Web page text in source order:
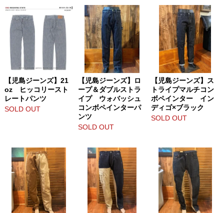
【児島ジーンズ】21
oz ヒッコリースト
レートパンツ
SOLD OUT
【児島ジーンズ】ロ
ープ＆ダブルストラ
イプ ウォバッシュ
コンボペインターパ
ンツ
SOLD OUT
【児島ジーンズ】ス
トライプマルチコン
ボペインター イン
ディゴ×ブラック
SOLD OUT